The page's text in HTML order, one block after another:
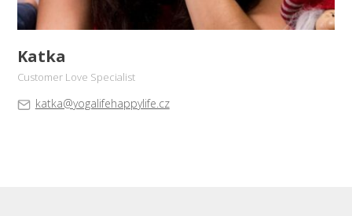
Katka
Customer Love Specialist
katka@yogalifehappylife.cz